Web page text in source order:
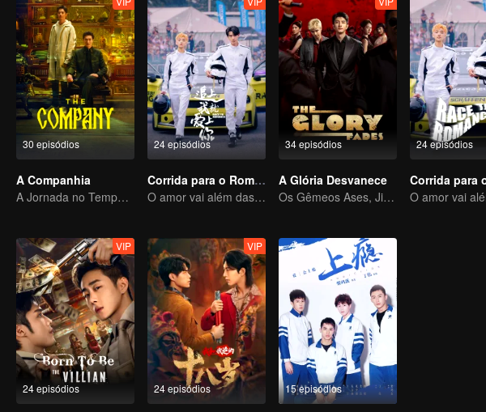
30 episódios
A Companhia
A Jornada no Tempo de Gao Weiguang e Liang Jingkang
24 episódios
Corrida para o Romance
O amor vai além das fronteiras, a Glory United como parceira
34 episódios
A Glória Desvanece
Os Gêmeos Ases, Jin Han e Zhou Junwei, Conquistam o Reino
24 episódios
24 episódios
VIP
24 episódios
VIP
15 episódios